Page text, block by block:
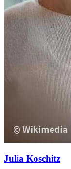
Julia Koschitz